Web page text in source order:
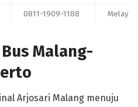
0811-1909-1188
Malang-
Arjosari Malang menuju